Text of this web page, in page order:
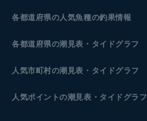
各都道府県の人気魚種の釣果情報
各都道府県の潮見表 ・タイドグラフ
人気市町村の潮見表・タイドグラフ
人気ポイントの潮見表・タイドグラフ